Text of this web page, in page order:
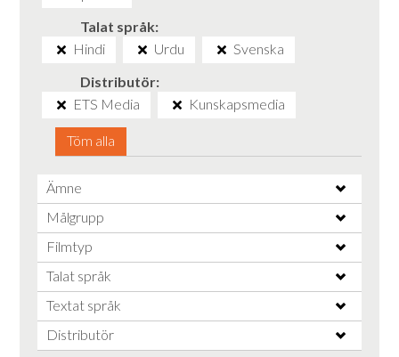
Talat språk
Hindi
Urdu
Svenska
Distributör
ETS Media
Kunskapsmedia
Töm alla
Ämne
Målgrupp
Filmtyp
Talat språk
Textat språk
Distributör